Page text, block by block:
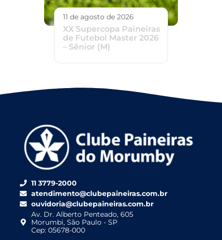
11 de agosto de 2026
XX Supercopa Paineiras
de Futebol Master 2026
– Sênior (M)
11 3779-2000
atendimento@clubepaineiras.com.br
ouvidoria@clubepaineiras.com.br
Av. Dr. Alberto Penteado, 605
Morumbi, São Paulo - SP
Cep: 05678-000